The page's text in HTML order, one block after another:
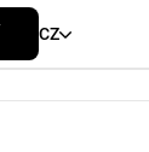
CZ